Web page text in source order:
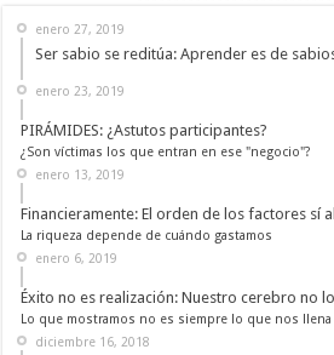
enero 27, 2019
Ser sabio se reditúa: Aprender es de
enero 23, 2019
PIRÁMIDES: ¿Astutos participantes?
¿Son víctimas los que entran en ese "negocio"?
enero 13, 2019
Financieramente: El orden de los factores sí
La riqueza depende de cuándo gastamos
enero 6, 2019
Éxito no es realización: Nuestro cerebro no
Lo que mostramos no es siempre lo que nos llena
diciembre 16, 2018